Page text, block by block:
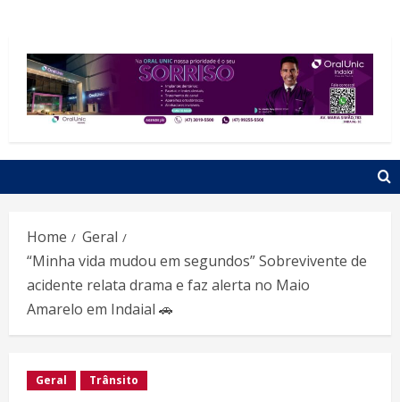
Home
Geral
“Minha vida mudou em segundos” Sobrevivente de
acidente relata drama e faz alerta no Maio
Amarelo em Indaial 🚗
Geral Trânsito